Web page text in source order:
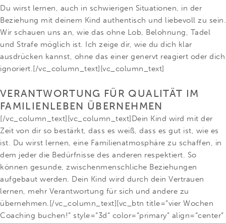
Du wirst lernen, auch in schwierigen Situationen, in der
Beziehung mit deinem Kind authentisch und liebevoll zu sein.
Wir schauen uns an, wie das ohne Lob, Belohnung, Tadel
und Strafe möglich ist. Ich zeige dir, wie du dich klar
ausdrücken kannst, ohne das einer genervt reagiert oder dich
ignoriert.[/vc_column_text][vc_column_text]
VERANTWORTUNG FÜR QUALITÄT IM
FAMILIENLEBEN ÜBERNEHMEN
[/vc_column_text][vc_column_text]Dein Kind wird mit der
Zeit von dir so bestärkt, dass es weiß, dass es gut ist, wie es
ist. Du wirst lernen, eine Familienatmosphäre zu schaffen, in
dem jeder die Bedürfnisse des anderen respektiert. So
können gesunde, zwischenmenschliche Beziehungen
aufgebaut werden. Dein Kind wird durch dein Vertrauen
lernen, mehr Verantwortung für sich und andere zu
übernehmen.[/vc_column_text][vc_btn title=“vier Wochen
Coaching buchen!“ style=“3d“ color=“primary“ align=“center“